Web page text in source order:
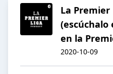
La Premier
(escúchalo
en la
2020-10-09